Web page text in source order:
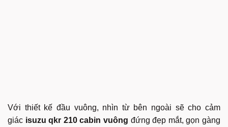
Với thiết kế đầu vuông, nhìn từ bên ngoài sẽ cho cảm
giác isuzu qkr 210 cabin vuông đứng đẹp mắt, gọn gàng